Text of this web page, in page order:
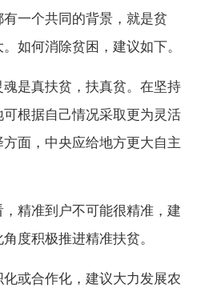
一个共同的背景，就是贫
如何消除贫困，建议如下。
是真扶贫，扶真贫。在坚持
根据自己情况采取更为灵活
面，中央应给地方更大自主
精准到户不可能很精准，建
度积极推进精准扶贫。
或合作化，建议大力发展农